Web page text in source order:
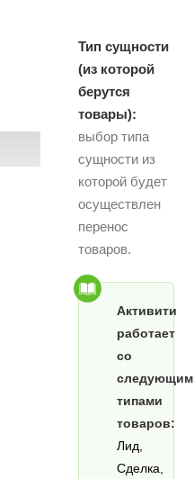
Тип сущности
(из которой
берутся
товары):
выбор типа
сущности из
которой будет
осуществлен
перенос
товаров.
Активити
работает
со
типами
товаров:
Лид,
Сделка,